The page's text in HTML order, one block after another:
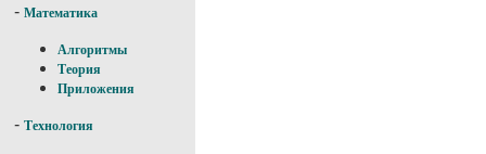
- Математика
Алгоритмы
Теория
Приложения
- Технология